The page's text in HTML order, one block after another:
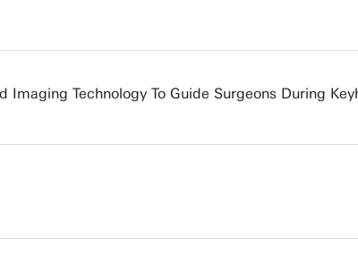
Technology To Guide Surgeons During